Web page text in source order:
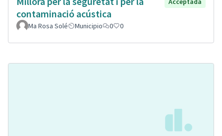
contaminació acústica
Ma Rosa Solé Municipio 0 0